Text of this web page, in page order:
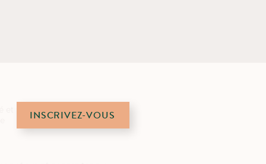
INSCRIVEZ-VOUS